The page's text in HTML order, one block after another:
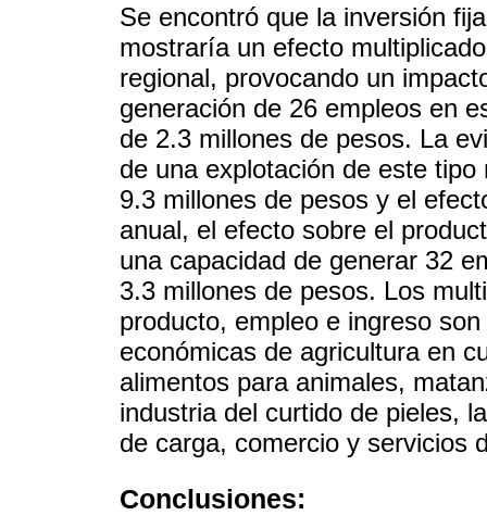
Se encontró que la inversión
mostraría un efecto
regional, provocando un
generación de 26 empleos en
de 2.3 millones de pesos. La
de una explotación de este
9.3 millones de pesos y el
anual, el efecto sobre el
una capacidad de generar 32
3.3 millones de pesos. Los
producto, empleo e ingreso
económicas de agricultura en
alimentos para animales,
industria del curtido de pieles,
de carga, comercio y servicios
Conclusiones: